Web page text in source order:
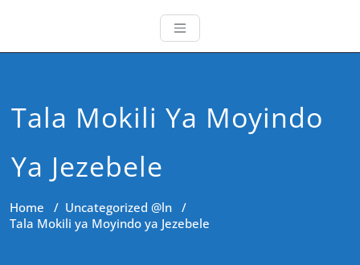
Tala Mokili Ya Moyindo
Ya Jezebele
Home / Uncategorized @ln /
Tala Mokili ya Moyindo ya Jezebele